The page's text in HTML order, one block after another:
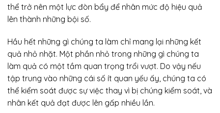
thể trở nên một lực đòn bẩy để nhân mức độ hiệu quả
lên thành những bội số.
Hầu hết những gì chúng ta làm chỉ mang lại những kết
quả nhỏ nhặt. Một phần nhỏ trong những gì chúng ta
làm quả có một tầm quan trọng trổi vượt. Do vậy nếu
tập trung vào những cái số ít quan yếu ấy, chúng ta có
thể kiểm soát được sự việc thay vì bị chúng kiểm soát, và
nhân kết quả đạt được lên gấp nhiều lần.